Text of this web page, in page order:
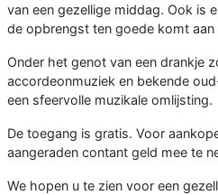
van een gezellige middag. Ook is
de opbrengst ten goede komt aan
Onder het genot van een drankje
accordeonmuziek en bekende
een sfeervolle muzikale omlijsting.
De toegang is gratis. Voor
aangeraden contant geld mee te
We hopen u te zien voor een